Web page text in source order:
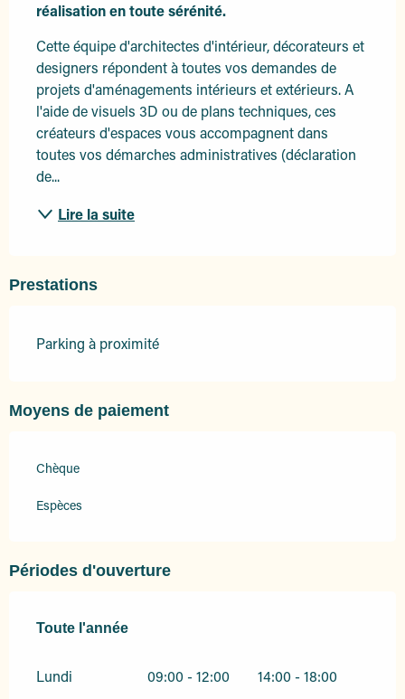
réalisation en toute sérénité.
Cette équipe d'architectes d'intérieur, décorateurs et
designers répondent à toutes vos demandes de
projets d'aménagements intérieurs et extérieurs. A
l'aide de visuels 3D ou de plans techniques, ces
créateurs d'espaces vous accompagnent dans
toutes vos démarches administratives (déclaration
de...
Lire la suite
Prestations
Parking à proximité
Moyens de paiement
Chèque
Espèces
Périodes d'ouverture
Toute l'année
Toute l'année
Lundi 09:00 - 12:00 14:00 - 18:00